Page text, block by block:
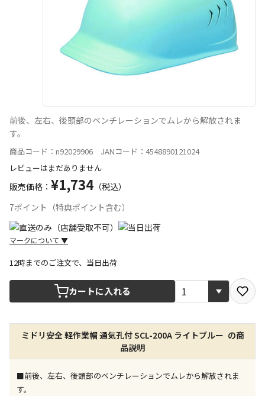
前後、左右、後頭部のベンチレーションでムレから解放されま
す。
商品コード：n92029906 JANコード：4548890121024
レビューはまだありません
販売価格： ¥1,734 （税込）
7ポイント（特典ポイント含む）
マークについて ▼
宅配や店舗受取を選択できる商品です
店舗のみで受取できる商品です（宅配便でのお届けが
できません）
※同時購入の商品は、全て同じ店舗での受取となりま
す
特定の店舗のみで受取ができる商品です（宅配便での
12時までのご注文で、当日出荷
カートに入れる
ミドリ安全 軽作業帽 通気孔付 SCL-200A ライトブルー の商
品説明
■前後、左右、後頭部のベンチレーションでムレから解放されま
す。